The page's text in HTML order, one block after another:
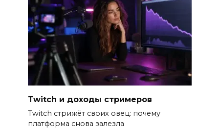
Twitch и доходы стримеров
Twitch стрижёт своих овец: почему
платформа снова залезла